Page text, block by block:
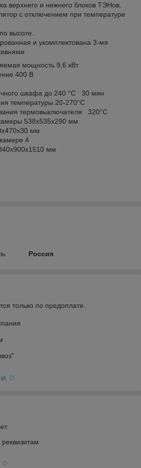
верхнего и нижнего блоков ТЭНов.
с отключением при температуре
высоте.
и укомплектована 3-мя
мощность 9,6 кВт
400 В
шкафа до 240 °C 30 мин
температуры 20-270°C
термовыключателя 320°C
538x535x290 мм
мм
4
мм
Россия
только по предоплате.